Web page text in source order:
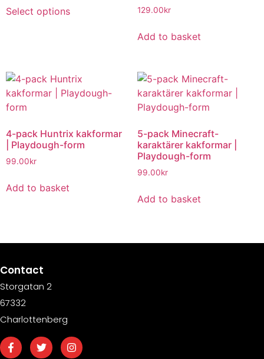
Select options 129.00kr
Add to basket
4-pack Huntrix kakformar
| Playdough-form
99.00kr
Add to basket
5-pack Minecraft-
karaktärer kakformar |
Playdough-form
99.00kr
Add to basket
Contact
Storgatan 2
67332
Charlottenberg